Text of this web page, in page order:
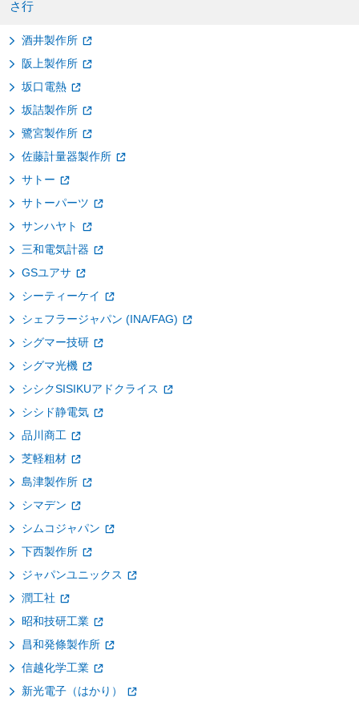
さ行
酒井製作所
阪上製作所
坂口電熱
坂詰製作所
鷺宮製作所
佐藤計量器製作所
サトー
サトーパーツ
サンハヤト
三和電気計器
GSユアサ
シーティーケイ
シェフラージャパン (INA/FAG)
シグマー技研
シグマ光機
シシクSISIKUアドクライス
シシド静電気
品川商工
芝軽粗材
島津製作所
シマデン
シムコジャパン
下西製作所
ジャパンユニックス
潤工社
昭和技研工業
昌和発條製作所
信越化学工業
新光電子（はかり）